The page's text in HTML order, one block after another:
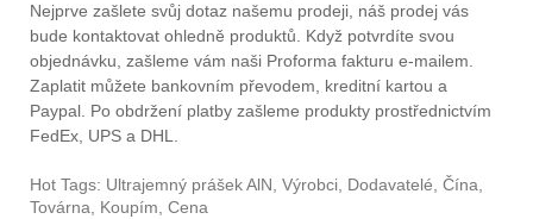
Nejprve zašlete svůj dotaz našemu prodeji, náš prodej vás
bude kontaktovat ohledně produktů. Když potvrdíte svou
objednávku, zašleme vám naši Proforma fakturu e-mailem.
Zaplatit můžete bankovním převodem, kreditní kartou a
Paypal. Po obdržení platby zašleme produkty prostřednictvím
FedEx, UPS a DHL.
Hot Tags: Ultrajemný prášek AlN, Výrobci, Dodavatelé, Čína,
Továrna, Koupím, Cena